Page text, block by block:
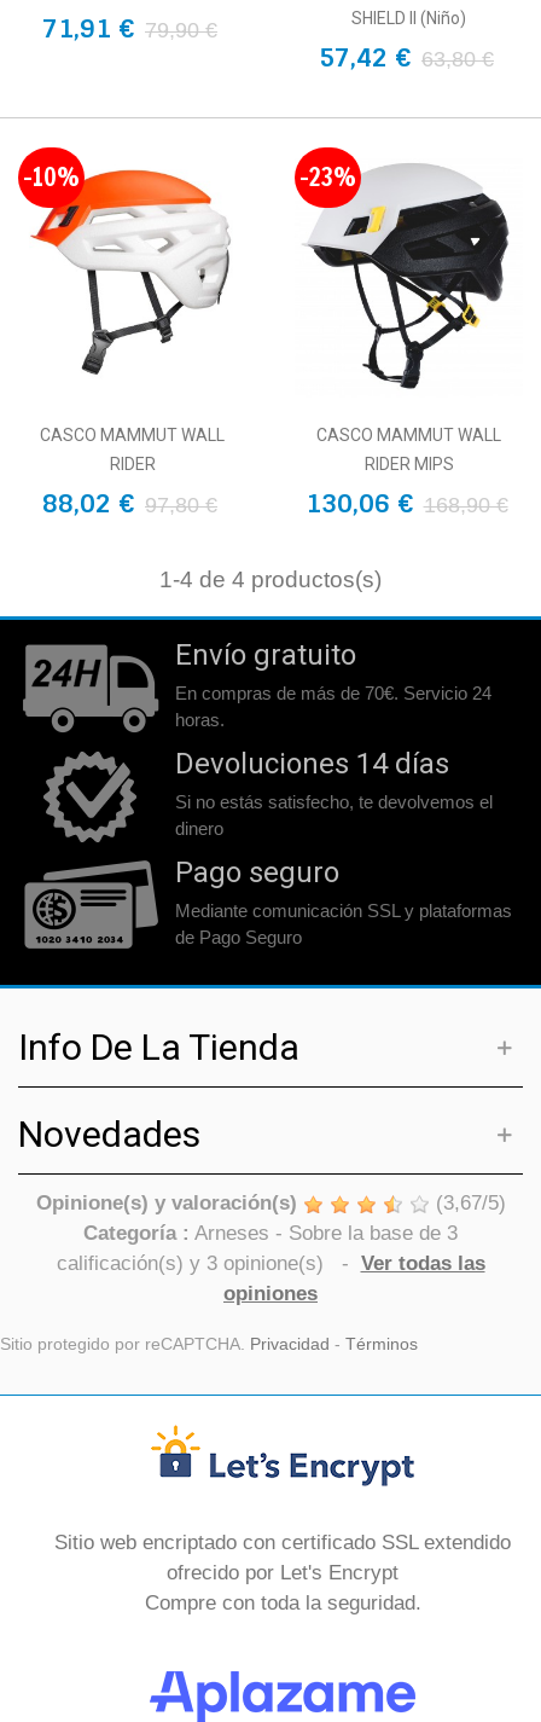
71,91 € 79,90 €
SHIELD II (niño)
57,42 € 63,80 €
-10%
CASCO MAMMUT WALL
RIDER
88,02 € 97,80 €
-23%
CASCO MAMMUT WALL
RIDER MIPS
130,06 € 168,90 €
1-4 de 4 productos(s)
Envío gratuito
En compras de más de 70€. Servicio 24
horas.
Devoluciones 14 días
Si no estás satisfecho, te devolvemos el
dinero
Pago seguro
Mediante comunicación SSL y plataformas
de Pago Seguro
Info De La Tienda
Novedades
Opinione(s) y valoración(s) (3,67/5)
Categoría : Arneses - Sobre la base de 3
calificación(s) y 3opinione(s) - Ver todas las
opiniones
Sitio protegido por reCAPTCHA. Privacidad - Términos
Sitio web encriptado con certificado SSL extendido
ofrecido por Let's Encrypt
Compre con toda la seguridad.